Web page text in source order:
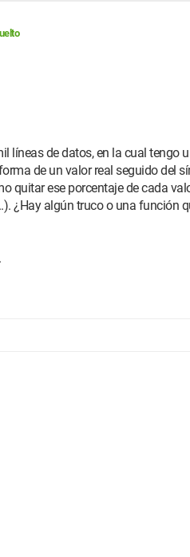
líneas de datos, en la cual tengo
de un valor real seguido del
quitar ese porcentaje de cada
¿Hay algún truco o una función